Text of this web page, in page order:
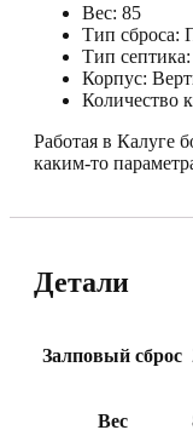
Вес: 85
Тип сброса:
Тип септика:
Корпус:
Количество
Работая в Калуге
каким-то
Детали
Залповый сброс
Вес